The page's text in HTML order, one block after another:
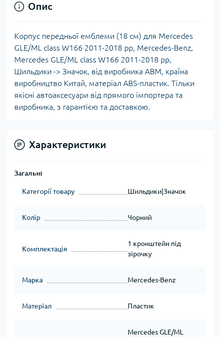
Опис
Корпус передньої емблеми (18 см) для Mercedes
GLE/ML сlass W166 2011-2018 рр, Mercedes-Benz,
Mercedes GLE/ML сlass W166 2011-2018 рр,
Шильдики -> Значок, від виробника ABM, країна
виробництво Китай, матеріал ABS-пластик. Тільки
якісні автоаксесуари від прямого імпортера та
виробника, з гарантією та доставкою.
Характеристики
Загальні
Категорії товару Шильдики|Значок
Колір Чорний
Комплектація
1 кронштейн під
зірочку
Марка Mercedes-Benz
Матеріал Пластик
Mercedes GLE/ML